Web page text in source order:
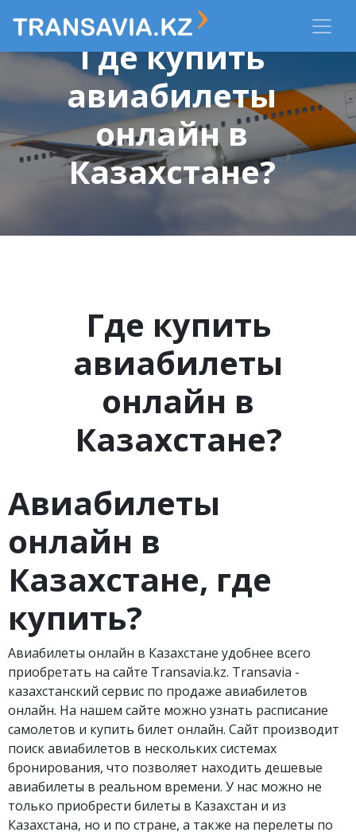
Где купить
авиабилеты
онлайн в
Казахстане?
Где купить
авиабилеты
онлайн в
Казахстане?
Авиабилеты
онлайн в
Казахстане, где
купить?
Авиабилеты онлайн в Казахстане удобнее всего
приобретать на сайте Transavia.kz. Тransavia -
казахстанский сервис по продаже авиабилетов
онлайн. На нашем сайте можно узнать расписание
самолетов и купить билет онлайн. Сайт производит
поиск авиабилетов в нескольких системах
бронирования, что позволяет находить дешевые
авиабилеты в реальном времени. У нас можно не
только приобрести билеты в Казахстан и из
Казахстана, но и по стране, а также на перелеты по